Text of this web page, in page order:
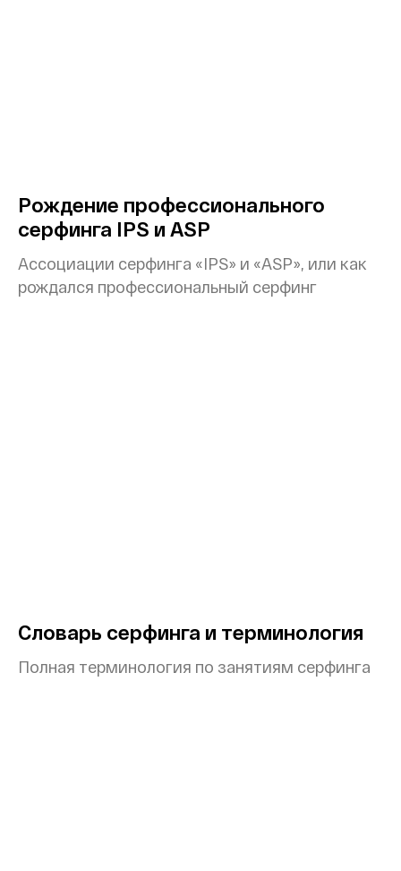
Рождение профессионального
серфинга IPS и ASP
Ассоциации серфинга «IPS» и «ASP», или как
рождался профессиональный серфинг
Словарь серфинга и терминология
Полная терминология по занятиям серфинга